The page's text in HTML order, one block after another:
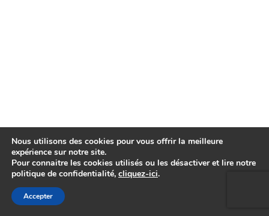
Nous utilisons des cookies pour vous offrir la meilleure
expérience sur notre site.
Pour connaitre les cookies utilisés ou les désactiver et lire notre
politique de confidentialité, cliquez-ici.
Accepter